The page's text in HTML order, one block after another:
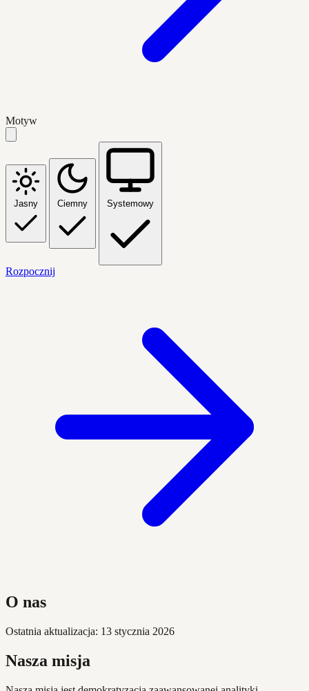
Motyw
Jasny Ciemny Systemowy
Rozpocznij
O nas
Ostatnia aktualizacja: 13 stycznia 2026
Nasza misja